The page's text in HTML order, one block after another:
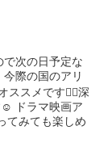
次の日予定な
際の国のアリ
ススメです✌🏻深
☺️ ドラマ映画ア
てみても楽しめ